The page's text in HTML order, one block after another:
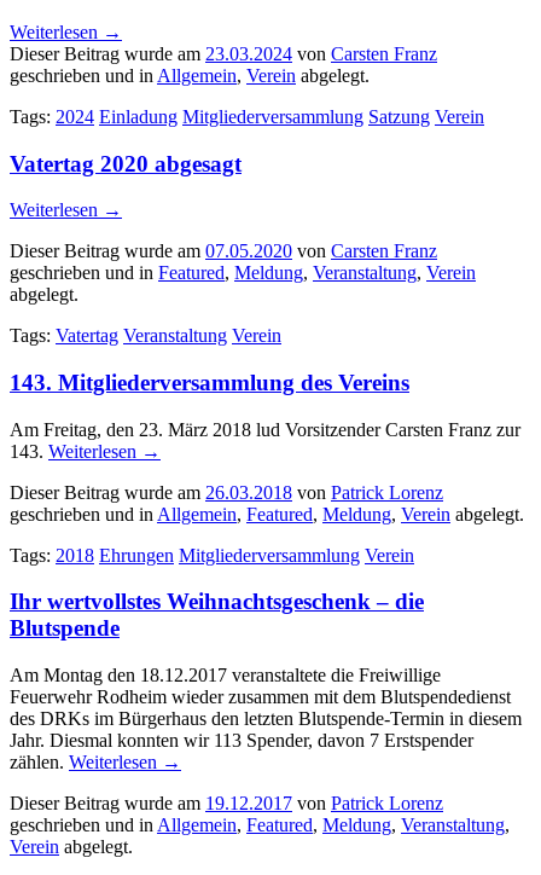
Weiterlesen →
Dieser Beitrag wurde am 23.03.2024 von Carsten Franz
geschrieben und in Allgemein, Verein abgelegt.
Tags: 2024 Einladung Mitgliederversammlung Satzung Verein
Vatertag 2020 abgesagt
Weiterlesen →
Dieser Beitrag wurde am 07.05.2020 von Carsten Franz
geschrieben und in Featured, Meldung, Veranstaltung, Verein
abgelegt.
Tags: Vatertag Veranstaltung Verein
143. Mitgliederversammlung des Vereins
Am Freitag, den 23. März 2018 lud Vorsitzender Carsten Franz zur
143. Weiterlesen →
Dieser Beitrag wurde am 26.03.2018 von Patrick Lorenz
geschrieben und in Allgemein, Featured, Meldung, Verein abgelegt.
Tags: 2018 Ehrungen Mitgliederversammlung Verein
Ihr wertvollstes Weihnachtsgeschenk – die
Blutspende
Am Montag den 18.12.2017 veranstaltete die Freiwillige
FeuerwehrRodheim wiederzusammen mit dem Blutspendedienst
des DRKs im Bürgerhaus den letzten Blutspende-Termin in diesem
Jahr. Diesmal konnten wir 113 Spender, davon 7 Erstspender
zählen. Weiterlesen →
Dieser Beitrag wurde am 19.12.2017 von Patrick Lorenz
geschrieben und in Allgemein, Featured, Meldung, Veranstaltung,
Verein abgelegt.